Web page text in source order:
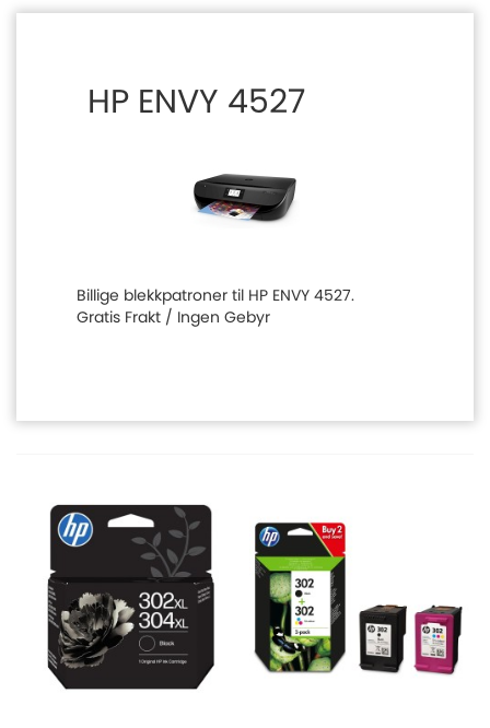
HP ENVY 4527
Billige blekkpatroner til HP ENVY 4527.
Gratis Frakt / Ingen Gebyr